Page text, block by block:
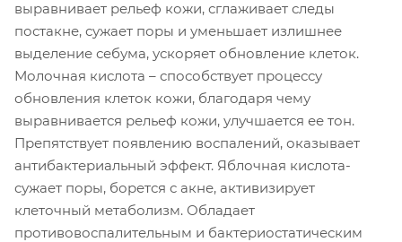
выравнивает рельеф кожи, сглаживает следы
постакне, сужает поры и уменьшает излишнее
выделение себума, ускоряет обновление клеток.
Молочная кислота – способствует процессу
обновления клеток кожи, благодаря чему
выравнивается рельеф кожи, улучшается ее тон.
Препятствует появлению воспалений, оказывает
антибактериальный эффект. Яблочная кислота-
сужает поры, борется с акне, активизирует
клеточный метаболизм. Обладает
противовоспалительным и бактериостатическим